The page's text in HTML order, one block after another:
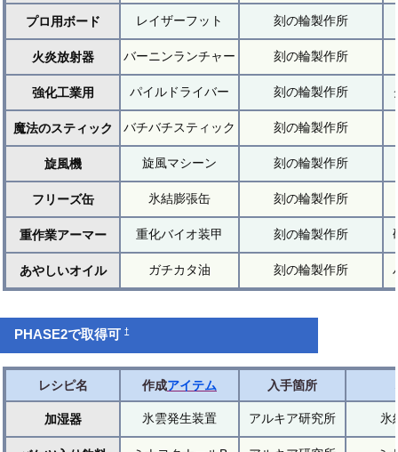
プロ用ボード レイザーフット 刻の輪製作所
火炎放射器 バーニンランチャー 刻の輪製作所
強化工業用 パイルドライバー 刻の輪製作所
魔法のスティック バチバチスティック 刻の輪製作所
旋風機 旋風マシーン 刻の輪製作所
フリーズ缶 氷結膨張缶 刻の輪製作所
重作業アーマー 重化バイオ装甲 刻の輪製作所
あやしいオイル ガチカタ油 刻の輪製作所
PHASE2で取得可†
レシピ名 作成アイテム 入手箇所
加湿器 氷雲発生装置 アルキア研究所 氷